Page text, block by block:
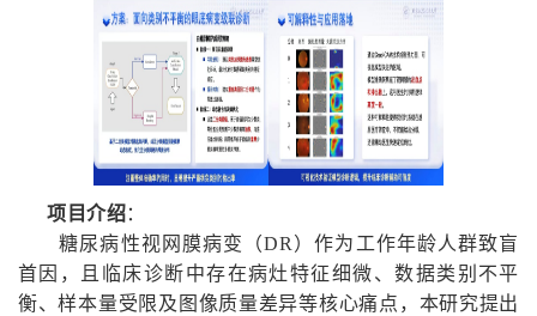
项目介绍：
糖尿病性视网膜病变（DR）作为工作年龄人群致盲
首因，且临床诊断中存在病灶特征细微、数据类别不平
衡、样本量受限及图像质量差异等核心痛点，本研究提出